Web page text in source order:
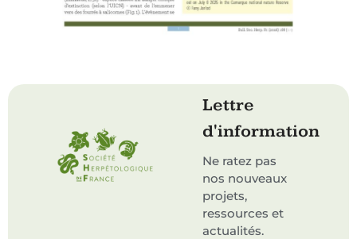
Lettre
d'information
Ne ratez pas
nos nouveaux
projets,
ressources et
actualités.